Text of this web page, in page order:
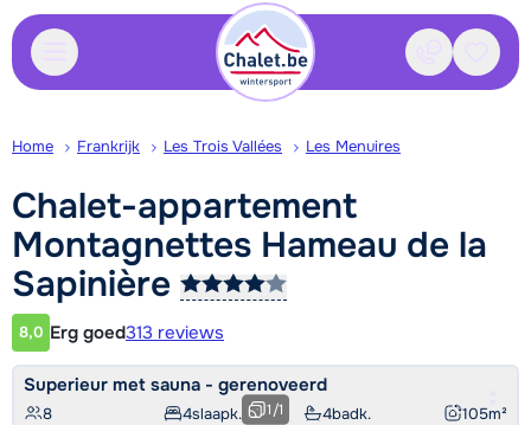
Contact
Home Frankrijk Les Trois Vallées Les Menuires
Chalet-appartement
Montagnettes Hameau de la
Sapinière
Klantwaardering
8,0 Erg goed313 reviews
Superieur met sauna - gerenoveerd
8 4slaapk. 4badk. 105m²
1/1